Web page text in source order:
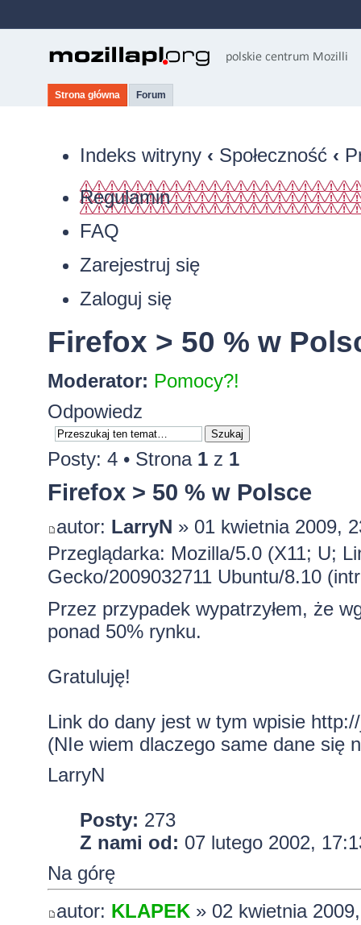
Strona główna Forum
Indeks witryny ‹ Społeczność ‹
Regulamin
FAQ
Zarejestruj się
Zaloguj się
Firefox > 50 % w
Moderator: Pomocy?!
Odpowiedz
Posty: 4 • Strona 1z 1
Firefox > 50 % w Polsce
autor: LarryN » 01 kwietnia 2009,
Przeglądarka: Mozilla/5.0 (X11; U;
Gecko/2009032711 Ubuntu/8.10
Przez przypadek wypatrzyłem, że
ponad 50% rynku.
Gratuluję!
Link do dany jest w tym wpisie
(NIe wiem dlaczego same dane się
LarryN
Posty: 273
Z nami od: 07 lutego 2002,
Na górę
autor: KLAPEK» 02 kwietnia